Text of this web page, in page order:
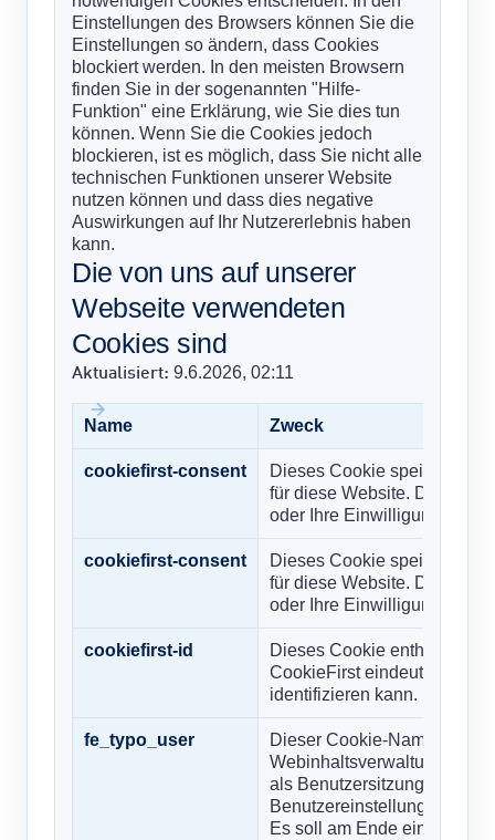
Einstellungen des Browsers können Sie die
Einstellungen so ändern, dass Cookies
blockiert werden. In den meisten Browsern
finden Sie in der sogenannten "Hilfe-
Funktion" eine Erklärung, wie Sie dies tun
können. Wenn Sie die Cookies jedoch
blockieren, ist es möglich, dass Sie nicht alle
technischen Funktionen unserer Website
nutzen können und dass dies negative
Auswirkungen auf Ihr Nutzererlebnis haben
kann.
Die von uns auf unserer
Webseite verwendeten
Cookies sind
Aktualisiert: 9.6.2026, 02:11
Name Zweck
cookiefirst-consent
Dieses Cookie speichert
für diese Website. Diese
oder Ihre Einwilligung
cookiefirst-consent
Dieses Cookie speichert
für diese Website. Diese
oder Ihre Einwilligung
cookiefirst-id
Dieses Cookie enthält Ihre
CookieFirst eindeutige
identifizieren kann.
fe_typo_user
Dieser Cookie-Name ist
als
Benutzereinstellungen
Es soll am Ende einer